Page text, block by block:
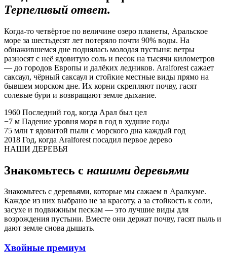
Терпеливый ответ.
Когда-то четвёртое по величине озеро планеты, Аральское
море за шестьдесят лет потеряло почти 90% воды. На
обнажившемся дне поднялась молодая пустыня: ветры
разносят с неё ядовитую соль и песок на тысячи километров
— до городов Европы и далёких ледников. Aralforest сажает
саксаул, чёрный саксаул и стойкие местные виды прямо на
бывшем морском дне. Их корни скрепляют почву, гасят
солевые бури и возвращают земле дыхание.
1960 Последний год, когда Арал был цел
−7 м Падение уровня моря в год в худшие годы
75 млн т ядовитой пыли с морского дна каждый год
2018 Год, когда Aralforest посадил первое дерево
НАШИ ДЕРЕВЬЯ
Знакомьтесь с нашими деревьями
Знакомьтесь с деревьями, которые мы сажаем в Аралкуме.
Каждое из них выбрано не за красоту, а за стойкость к соли,
засухе и подвижным пескам — это лучшие виды для
возрождения пустыни. Вместе они держат почву, гасят пыль и
дают земле снова дышать.
Хвойные премиум